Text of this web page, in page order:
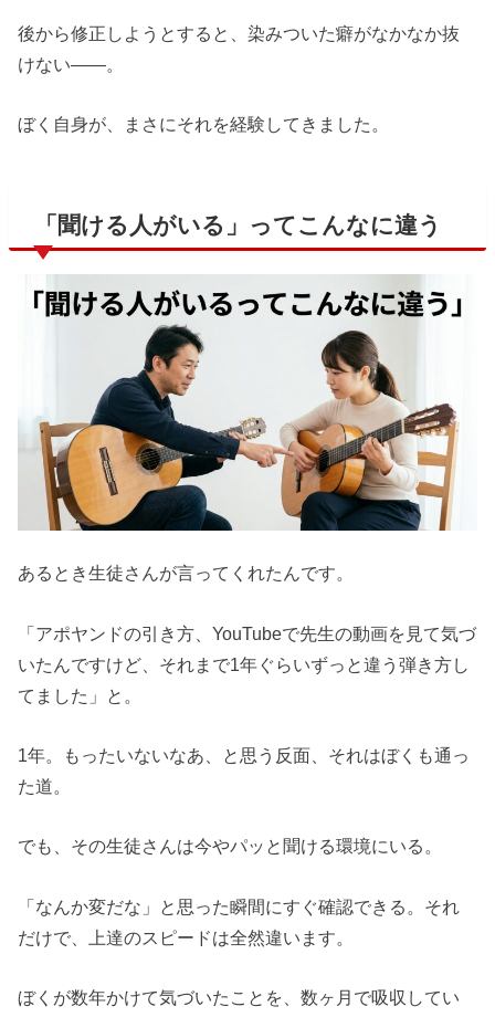
後から修正しようとすると、染みついた癖がなかなか抜
けない——。
ぼく自身が、まさにそれを経験してきました。
「聞ける人がいる」ってこんなに違う
あるとき生徒さんが言ってくれたんです。
「アポヤンドの引き方、YouTubeで先生の動画を見て気づ
いたんですけど、それまで1年ぐらいずっと違う弾き方し
てました」と。
1年。もったいないなあ、と思う反面、それはぼくも通っ
た道。
でも、その生徒さんは今やパッと聞ける環境にいる。
「なんか変だな」と思った瞬間にすぐ確認できる。それ
だけで、上達のスピードは全然違います。
ぼくが数年かけて気づいたことを、数ヶ月で吸収してい